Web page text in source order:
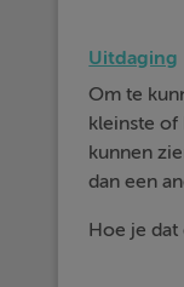
Uitdaging
Om te
kleinste of
kunnen
dan een
Hoe je dat